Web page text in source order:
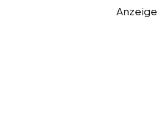
Anzeige